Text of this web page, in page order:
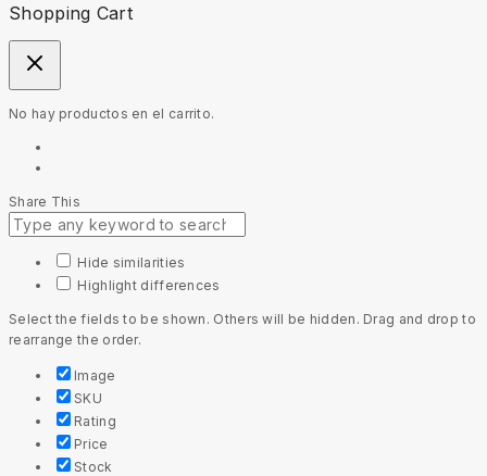
Shopping Cart
No hay productos en el carrito.
Share This
Hide similarities
Highlight differences
Select the fields to be shown. Others will be hidden. Drag and drop to
rearrange the order.
Image
SKU
Rating
Price
Stock